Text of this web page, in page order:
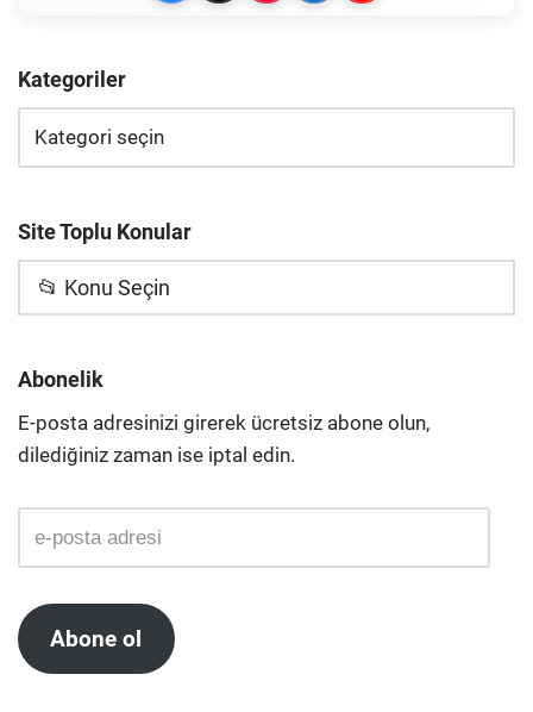
Kategoriler
Site Toplu Konular
📂 Konu Seçin
Abonelik
E-posta adresinizi girerek ücretsiz abone olun,
dilediğiniz zaman ise iptal edin.
Abone ol